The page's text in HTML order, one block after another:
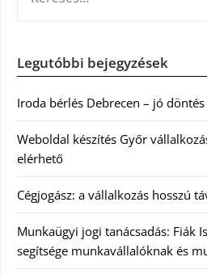
Legutóbbi bejegyzések
Iroda bérlés Debrecen – jó
Weboldal készítés Győr
elérhető
Cégjogász: a vállalkozás hosszú
Munkaügyi jogi tanácsadás: Fiák
segítsége munkavállalóknak és